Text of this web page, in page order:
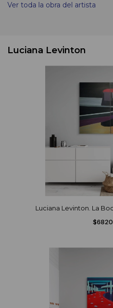
Ver toda la obra del artista
Luciana Levinton
Luciana Levinton. La
$6820